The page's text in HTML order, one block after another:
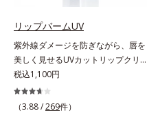
合。ベタつきにくいみずみずしい使
用感で、塗ることでスキンケア後の
男性の悩み、シミ(*3)とテカリ(*4)
の両方に応えるアイテムです。*1
自社比較*2 アクリレーツコポリマ
ー配合＝化粧持ち向上成分*3 日焼
けによるシミ予防*4 皮脂吸着によ
リップバームUV
紫外線ダメージを防ぎながら、唇を
美しく見せるUVカットリップクリ
ーム。UV対策を忘れがちな唇に。
紫外線をカットしながら、顔色をパ
ッと明るく見せるUVカットリップ
税込1,100円
（3.88 /269件）